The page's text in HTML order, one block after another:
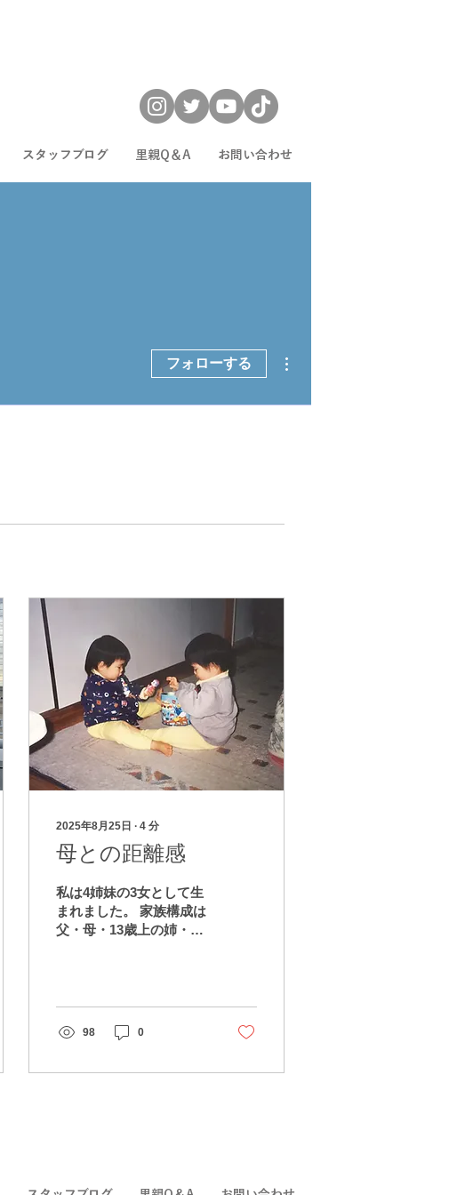
スタッフブログ 里親Q＆A お問い合わせ
フォローする
2025年8月25日 ∙ 4 分
母との距離感
私は4姉妹の3女として生
まれました。 家族構成は
父・母・13歳上の姉・11
女ということになってい
ます。 母は私が幼稚園の
頃からパートで働いてお
98 0